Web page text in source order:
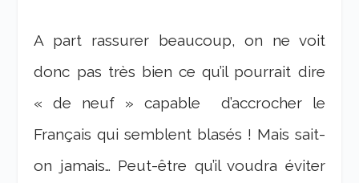
A part rassurer beaucoup, on ne voit
donc pas très bien ce qu’il pourrait dire
« de neuf » capable d’accrocher le
Français qui semblent blasés ! Mais sait-
on jamais… Peut-être qu’il voudra éviter